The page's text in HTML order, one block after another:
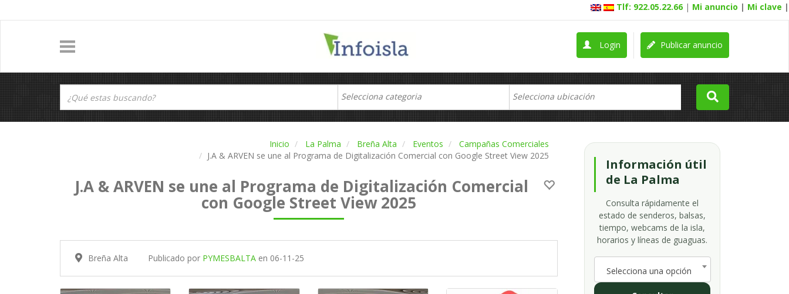
Tlf: 922.05.22.66 | Mi anuncio | Mi clave |
Publicar anuncio
Login
Inicio La Palma Breña Alta Eventos
Campañas Comerciales
J.A & ARVEN se une al Programa de Digitalización Comercial con Google Street View 2025
J.A & ARVEN se une al Programa de Digitalización Comercial
con Google Street View 2025
Breña Alta Publicado por PYMESBALTA en 06-11-25
Información útil
de La Palma
Consulta rápidamente el
estado de senderos, balsas,
tiempo, webcams de la isla,
horarios y líneas de guaguas.
Selecciona una opción